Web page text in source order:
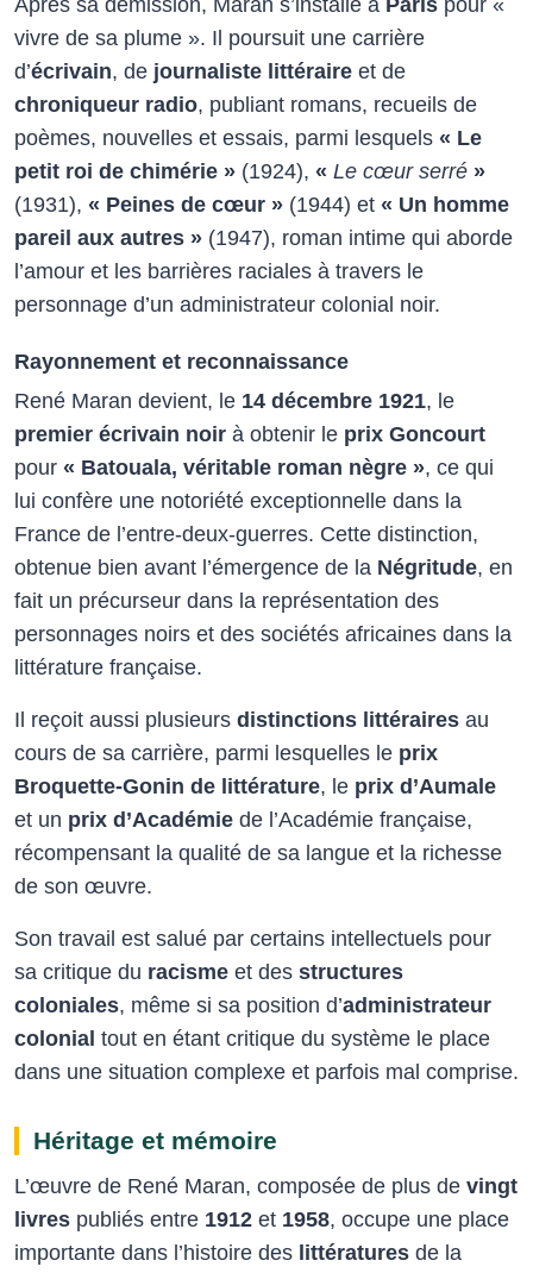
Après sa démission, Maran s’installe à Paris pour «
vivre de sa plume ». Il poursuit une carrière
d’écrivain, de journaliste littéraire et de
chroniqueur radio, publiant romans, recueils de
poèmes, nouvelles et essais, parmi lesquels « Le
petit roi de chimérie » (1924), « Le cœur serré »
(1931), « Peines de cœur » (1944) et « Un homme
pareil aux autres » (1947), roman intime qui aborde
l’amour et les barrières raciales à travers le
personnage d’un administrateur colonial noir.​
Rayonnement et reconnaissance
René Maran devient, le 14 décembre 1921, le
premier écrivain noir à obtenir le prix Goncourt
pour « Batouala, véritable roman nègre », ce qui
lui confère une notoriété exceptionnelle dans la
France de l’entre-deux-guerres. Cette distinction,
obtenue bien avant l’émergence de la Négritude, en
fait un précurseur dans la représentation des
personnages noirs et des sociétés africaines dans la
littérature française.​
Il reçoit aussi plusieurs distinctions littéraires au
cours de sa carrière, parmi lesquelles le prix
Broquette-Gonin de littérature, le prix d’Aumale
et un prix d’Académie de l’Académie française,
récompensant la qualité de sa langue et la richesse
de son œuvre.
Son travail est salué par certains intellectuels pour
sa critique du racisme et des structures
coloniales, même si sa position d’administrateur
colonial tout en étant critique du système le place
dans une situation complexe et parfois mal comprise.​
Héritage et mémoire
L’œuvre de René Maran, composée de plus de vingt
livres publiés entre 1912 et 1958, occupe une place
importante dans l’histoire des littératures de la